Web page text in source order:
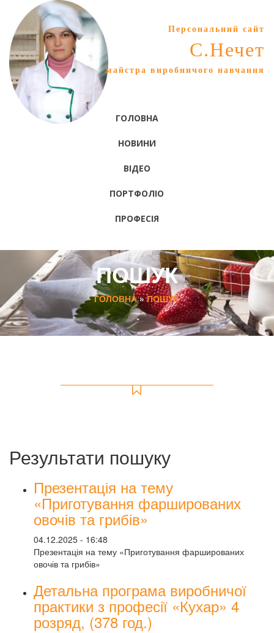
Персональний сайт
С.Нечет
майстра виробничого навчання
ГОЛОВНА
НОВИНИ
ВІДЕО
ПОРТФОЛІО
ПРОФЕСІЯ
ПОШУК
ГОЛОВНА»ПОШУК
Результати пошуку
Презентація на тему
«Приготування фаршированих
овочів та грибів»
04.12.2025 - 16:48
Презентація на тему «Приготування фаршированих
овочів та грибів»
Детальна програма виробничої
практики з професії «Кухар» 4
розряд, (378 год.)